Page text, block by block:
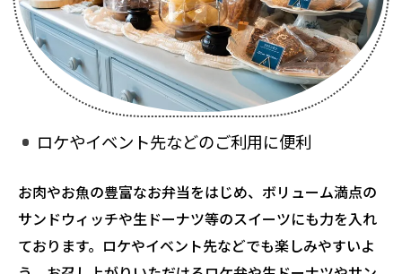
ロケやイベント先などのご利用に便利
お肉やお魚の豊富なお弁当をはじめ、ボリューム満点の
サンドウィッチや生ドーナツ等のスイーツにも力を入れ
ております。ロケやイベント先などでも楽しみやすいよ
お問い合わせはこちら